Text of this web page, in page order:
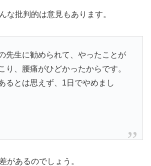
な批判的は意見もあります。
先生に勧められて、やったことが
り、腰痛がひどかったからです。
るとは思えず、1日でやめまし
があるのでしょう。